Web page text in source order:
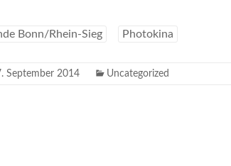
Bonn/Rhein-Sieg Photokina
September 2014 Uncategorized